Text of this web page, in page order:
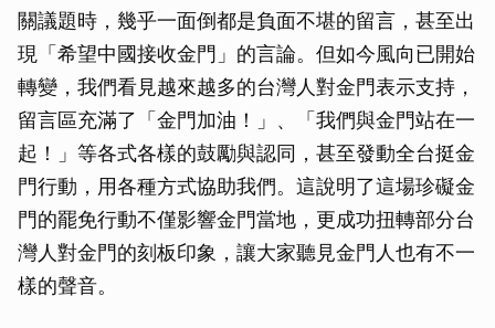
關議題時，幾乎一面倒都是負面不堪的留言，甚至出
現「希望中國接收金門」的言論。但如今風向已開始
轉變，我們看見越來越多的台灣人對金門表示支持，
留言區充滿了「金門加油！」、「我們與金門站在一
起！」等各式各樣的鼓勵與認同，甚至發動全台挺金
門行動，用各種方式協助我們。這說明了這場珍礙金
門的罷免行動不僅影響金門當地，更成功扭轉部分台
灣人對金門的刻板印象，讓大家聽見金門人也有不一
樣的聲音。